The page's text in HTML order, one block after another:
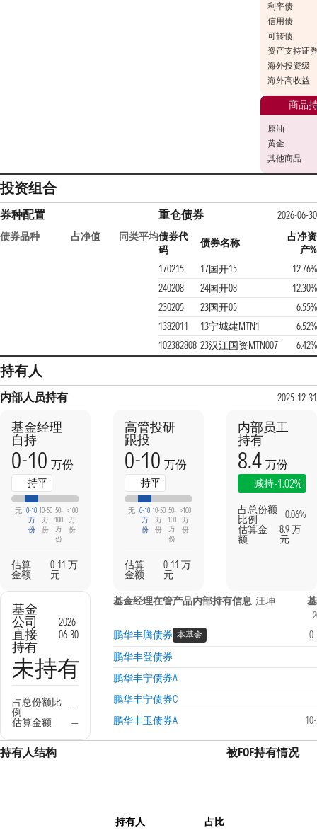
利率债
信用债
可转债
资产支持证
海外投资级
海外高收益
商品
原油
黄金
其他商品
投资组合
券种配置
债券品种 占净值 同类平均
重仓债券
2026-06-30
债券代
码
债券名称
占净资
产%
170215
17国开15
12.76%
240208
24国开08
12.30%
230205
23国开05
6.55%
1382011
13宁城建MTN1
6.52%
102382808 23汉江国资MTN007 6.42%
持有人
内部人员持有 2025-12-31
基金经理
自持
0-10 万份
持平
无 0-10
万
份
10-50
万
份
50-
100
万
份
>100
万
份
估算
金额
0-11 万
元
高管投研
跟投
0-10 万份
持平
无 0-10
万
份
10-50
万
份
50-
100
万
份
>100
万
份
估算
金额
0-11 万
元
内部员工
持有
8.4 万份
减持-1.02%
占总份额
比例
0.06%
估算金
额
8.9 万
元
基金
公司
直接
持有
2026-
06-30
未持有
占总份额比
例
—
估算金额
—
基金经理在管产品内部持有信息 汪坤
鹏华丰腾债券 本基金
鹏华丰登债券
鹏华丰宁债券A
鹏华丰宁债券C
鹏华丰玉债券A
持有人结构
持有人 占比
被FOF持有情况